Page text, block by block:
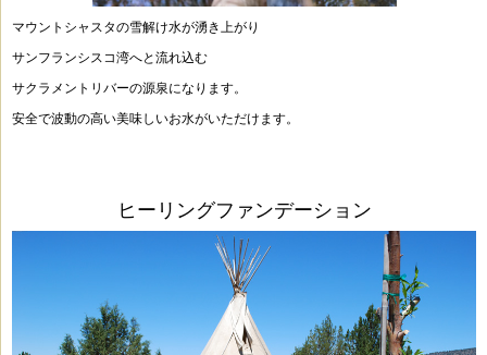
マウントシャスタの雪解け水が湧き上がり
サンフランシスコ湾へと流れ込む
サクラメントリバーの源泉になります。
安全で波動の高い美味しいお水がいただけます。
ヒーリングファンデーション